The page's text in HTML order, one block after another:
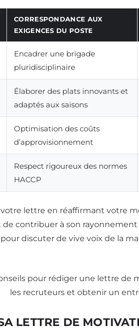
CORRESPONDANCE AUX
EXIGENCES DU POSTE
Encadrer une brigade
pluridisciplinaire
Élaborer des plats innovants et
adaptés aux saisons
Optimisation des coûts
d’approvisionnement
Respect rigoureux des normes
HACCP
lettre en réaffirmant votre
contribuer à son
discuter de vive voix de la
LETTRE DE